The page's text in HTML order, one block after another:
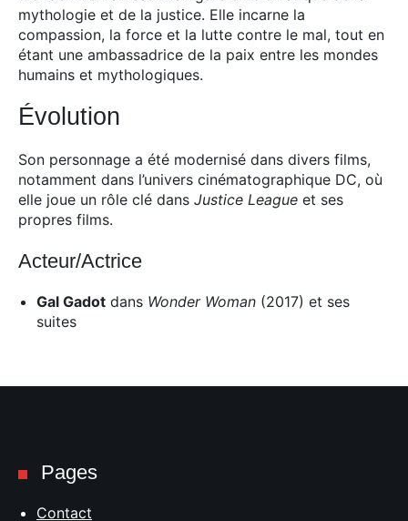
mythologie et de la justice. Elle incarne la
compassion, la force et la lutte contre le mal, tout en
étant une ambassadrice de la paix entre les mondes
humains et mythologiques.
Évolution
Son personnage a été modernisé dans divers films,
notamment dans l’univers cinématographique DC, où
elle joue un rôle clé dans Justice League et ses
propres films.
Acteur/Actrice
Gal Gadot dans Wonder Woman (2017) et ses
suites
Pages
Contact